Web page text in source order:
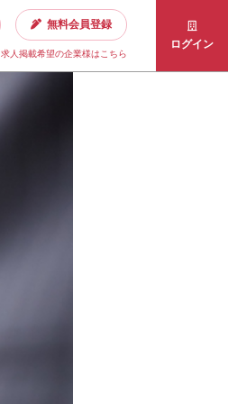
無料会員登録
求人掲載希望の企業様はこちら
ログイン